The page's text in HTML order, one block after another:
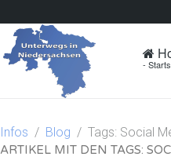
-
Infos Blog Tags: Social
ARTIKEL MIT DEN TAGS: